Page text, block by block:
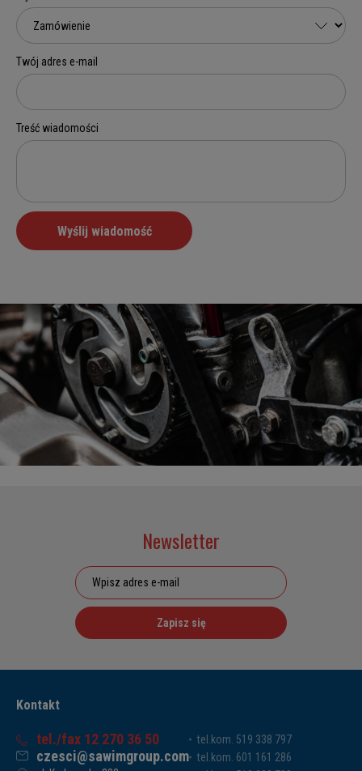
Newsletter
Zapisz się
Kontakt
tel./fax 12 270 36 50
czesci@sawimgroup.com
tel.kom. 519 338 797
tel.kom. 601 161 286